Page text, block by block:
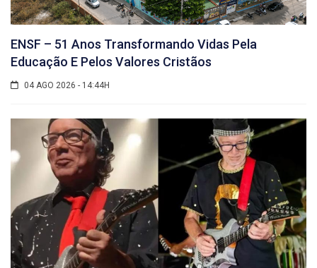
ENSF – 51 Anos Transformando Vidas Pela
Educação E Pelos Valores Cristãos
04 AGO 2026 - 14:44H